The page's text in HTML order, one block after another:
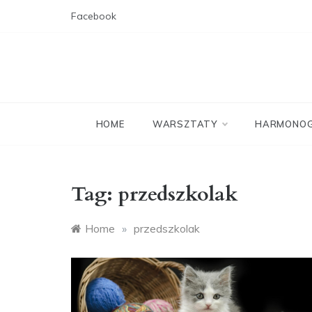
Facebook
HOME WARSZTATY
Tag: przedszkolak
Home » przedszkolak